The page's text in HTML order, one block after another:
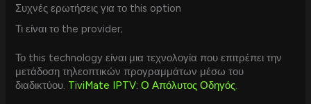
Συχνές ερωτήσεις για το this option
Τι είναι το the provider;
Το this technology είναι μια τεχνολογία που επιτρέπει την
μετάδοση τηλεοπτικών προγραμμάτων μέσω του
διαδικτύου. TiviMate IPTV: Ο Απόλυτος Οδηγός.